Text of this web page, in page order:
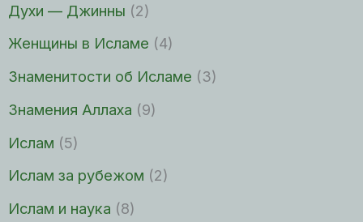
Духи — Джинны (2)
Женщины в Исламе (4)
Знаменитости об Исламе (3)
Знамения Аллаха (9)
Ислам (5)
Ислам за рубежом (2)
Ислам и наука (8)